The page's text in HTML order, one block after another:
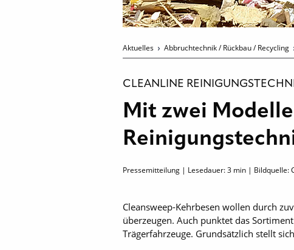
Aktuelles Abbruchtechnik / Rückbau / Recycling
CLEANLINE
Mit zwei
Pressemitteilung | Lesedauer:3 min | Bildquelle:
Cleansweep-Kehrbesen wollen durch
überzeugen. Auch punktet das
Trägerfahrzeuge. Grundsätzlich stellt